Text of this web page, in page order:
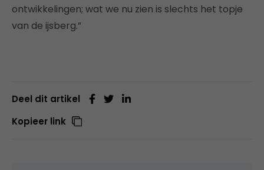
ontwikkelingen; wat we nu zien is slechts het topje
van de ijsberg.”
Deel dit artikel
Kopieer link